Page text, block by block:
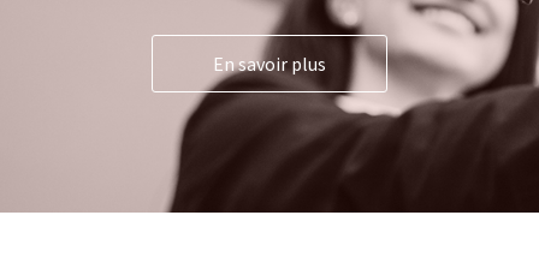
En savoir plus